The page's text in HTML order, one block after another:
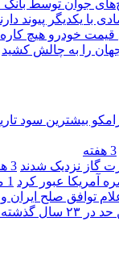
یکدیگر پیوند
خودرو هیچ کاره
جهان را به چالش کشید
بیشترین سود
3 هفته
گاز نزدیک شدند 3 هفته
1 ماه
توافق صلح ایران و
رسید